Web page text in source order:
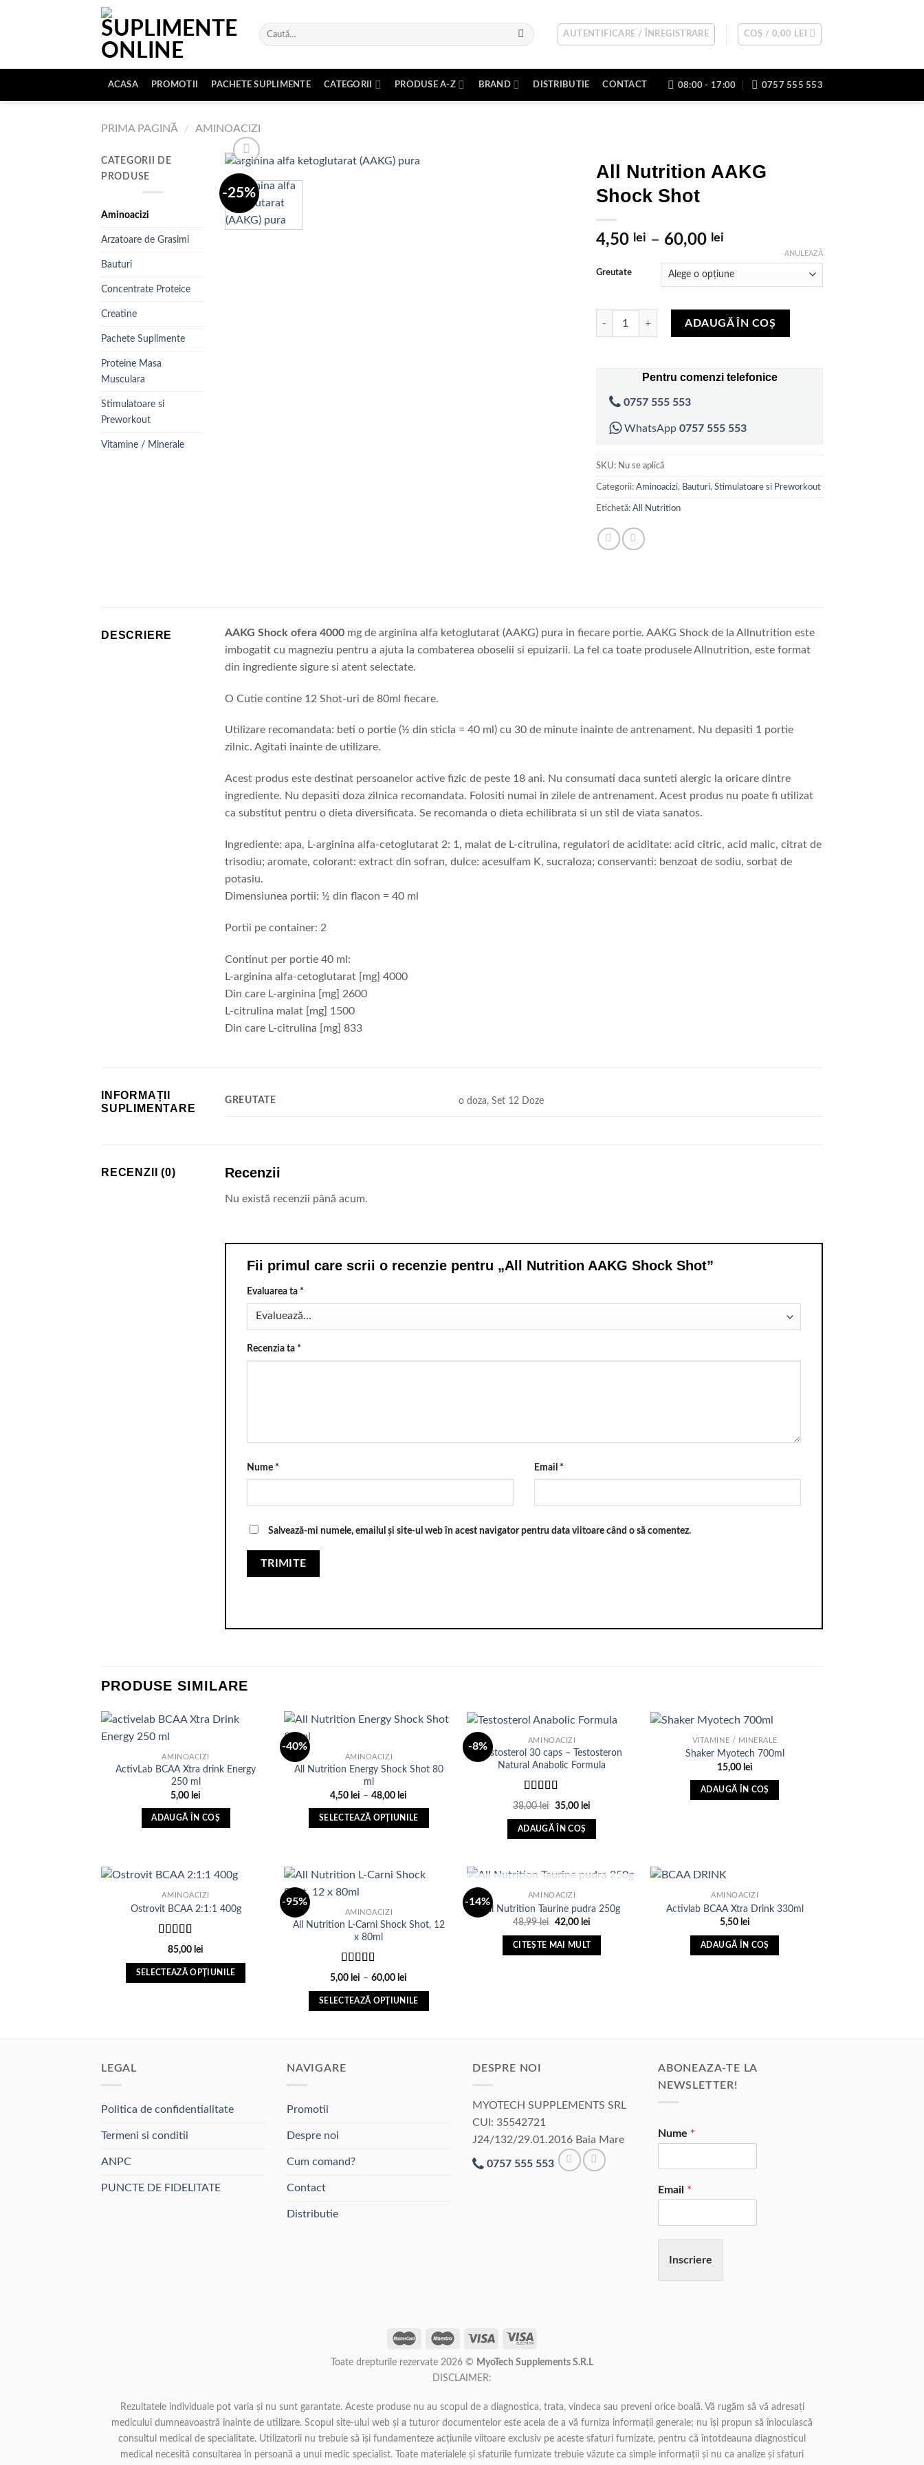
Caută
după:
AUTENTIFICARE / ÎNREGISTRARE COȘ / 0,00 LEI
ACASA PROMOTII PACHETE SUPLIMENTE CATEGORII PRODUSE A-Z BRAND DISTRIBUTIE CONTACT 08:00 - 17:00 0757 555 553
PRIMA PAGINĂ / AMINOACIZI
CATEGORII DE
PRODUSE
Aminoacizi
Arzatoare de Grasimi
Bauturi
Concentrate Proteice
Creatine
Pachete Suplimente
Proteine Masa
Musculara
Stimulatoare si
Preworkout
Vitamine / Minerale
-25%
All Nutrition AAKG
Shock Shot
4,50 lei – 60,00 lei
prețuri:
4,50 lei
până
la
60,00 lei
Greutate
ANULEAZĂ
Cantitate All Nutrition AAKG Shock Shot
ADAUGĂ ÎN COȘ
Pentru comenzi telefonice
0757 555 553
WhatsApp 0757 555 553
SKU: Nu se aplică
Categorii: Aminoacizi, Bauturi, Stimulatoare si Preworkout
Etichetă: All Nutrition
DESCRIERE AAKG Shock ofera 4000 mg de arginina alfa ketoglutarat (AAKG) pura in fiecare portie. AAKG Shock de la Allnutrition este
imbogatit cu magneziu pentru a ajuta la combaterea oboselii si epuizarii. La fel ca toate produsele Allnutrition, este format
din ingrediente sigure si atent selectate.
O Cutie contine 12 Shot-uri de 80ml fiecare.
Utilizare recomandata: beti o portie (½ din sticla = 40 ml) cu 30 de minute inainte de antrenament. Nu depasiti 1 portie
zilnic. Agitati inainte de utilizare.
Acest produs este destinat persoanelor active fizic de peste 18 ani. Nu consumati daca sunteti alergic la oricare dintre
ingrediente. Nu depasiti doza zilnica recomandata. Folositi numai in zilele de antrenament. Acest produs nu poate fi utilizat
ca substitut pentru o dieta diversificata. Se recomanda o dieta echilibrata si un stil de viata sanatos.
Ingrediente: apa, L-arginina alfa-cetoglutarat 2: 1, malat de L-citrulina, regulatori de aciditate: acid citric, acid malic, citrat de
trisodiu; aromate, colorant: extract din sofran, dulce: acesulfam K, sucraloza; conservanti: benzoat de sodiu, sorbat de
potasiu.
Dimensiunea portii: ½ din flacon = 40 ml
Portii pe container: 2
Continut per portie 40 ml:
L-arginina alfa-cetoglutarat [mg] 4000
Din care L-arginina [mg] 2600
L-citrulina malat [mg] 1500
Din care L-citrulina [mg] 833
INFORMAȚII
SUPLIMENTARE
GREUTATE o doza, Set 12 Doze
RECENZII (0) Recenzii
Nu există recenzii până acum.
Fii primul care scrii o recenzie pentru „All Nutrition AAKG Shock Shot”
Evaluarea ta *
Recenzia ta *
Nume * Email *
Salvează-mi numele, emailul și site-ul web în acest navigator pentru data viitoare când o să comentez.
PRODUSE SIMILARE
Adauga
AMINOACIZI
ActivLab BCAA Xtra drink Energy
250 ml
5,00 lei
ADAUGĂ ÎN COȘ
-40%
Adauga
AMINOACIZI
All Nutrition Energy Shock Shot 80
ml
4,50 lei – 48,00 lei
prețuri:
4,50 lei
SELECTEAZĂ OPȚIUNILE
variații.
Opțiunile
fi
alese
în
pagina
-8%
AMINOACIZI
Testosterol 30 caps – Testosteron
Natural Anabolic Formula
Evaluat
la3.57
din 5
38,00lei Prețul
a
fost:
35,00 leiPrețul
ADAUGĂ ÎN COȘ
VITAMINE / MINERALE
Shaker Myotech 700ml
15,00 lei
ADAUGĂ ÎN COȘ
AMINOACIZI
Ostrovit BCAA 2:1:1 400g
Evaluat la
5.00din 5
85,00 lei
SELECTEAZĂ OPȚIUNILE
alese
-95%
Adauga
AMINOACIZI
All Nutrition L-Carni Shock Shot, 12
x 80ml
Evaluat
la3.00
din 5
5,00 lei – 60,00 lei
prețuri:
5,00 lei
SELECTEAZĂ OPȚIUNILE
-14%
in Lista
dorinte
STOC EPUIZAT
AMINOACIZI
All Nutrition Taurine pudra 250g
48,99lei Prețul
a
fost:
42,00 leiPrețul
este:
CITEȘTE MAI MULT
AMINOACIZI
Activlab BCAA Xtra Drink 330ml
5,50 lei
ADAUGĂ ÎN COȘ
LEGAL
Politica de confidentialitate
Termeni si conditii
ANPC
PUNCTE DE FIDELITATE
NAVIGARE
Promotii
Despre noi
Cum comand?
Contact
Distributie
DESPRE NOI
MYOTECH SUPPLEMENTS SRL
CUI: 35542721
J24/132/29.01.2016 Baia Mare
0757 555 553
ABONEAZA-TE LA
NEWSLETTER!
Nume *
Email *
Inscriere
Toate drepturile rezervate 2026 © MyoTech Supplements S.R.L
DISCLAIMER:
Rezultatele individuale pot varia și nu sunt garantate. Aceste produse nu au scopul de a diagnostica, trata, vindeca sau preveni orice boală. Vă rugăm să vă adresați
medicului dumneavoastră înainte de utilizare. Scopul site-ului web și a tuturor documentelor este acela de a vă furniza informații generale; nu își propun să înlocuiască
consultul medical de specialitate. Utilizatorii nu trebuie să își fundamenteze acțiunile viitoare exclusiv pe aceste sfaturi furnizate, pentru că întotdeauna diagnosticul
medical necesită consultarea în persoană a unui medic specialist. Toate materialele și sfaturile furnizate trebuie văzute ca simple informații și nu ca analize și sfaturi